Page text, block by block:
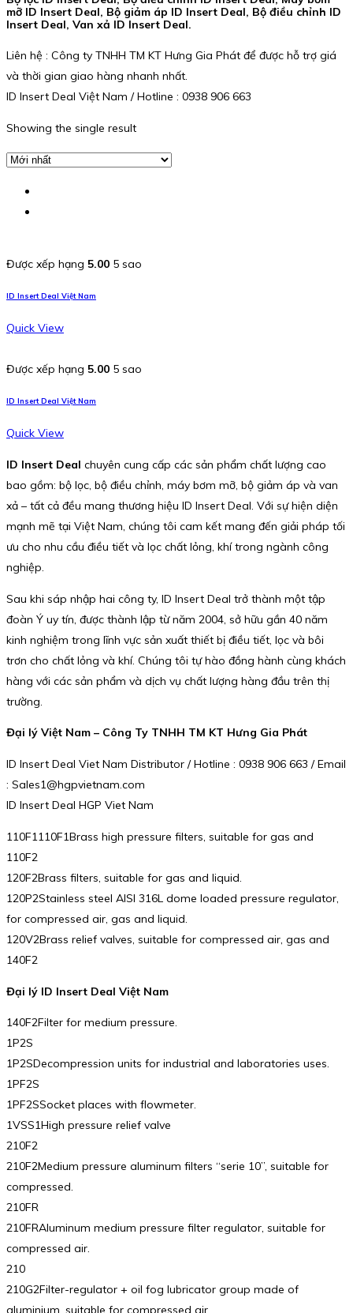
mỡ ID Insert Deal, Bộ giảm áp ID Insert Deal, Bộ điều chỉnh ID
Insert Deal, Van xả ID Insert Deal.
Liên hệ : Công ty TNHH TM KT Hưng Gia Phát để được hỗ trợ giá
và thời gian giao hàng nhanh nhất.
ID Insert Deal Việt Nam / Hotline : 0938 906 663
Showing the single result
Được xếp hạng 5.00 5 sao
ID Insert Deal Việt Nam
Quick View
Được xếp hạng 5.00 5 sao
ID Insert Deal Việt Nam
Quick View
ID Insert Deal chuyên cung cấp các sản phẩm chất lượng cao
bao gồm: bộ lọc, bộ điều chỉnh, máy bơm mỡ, bộ giảm áp và van
xả – tất cả đều mang thương hiệu ID Insert Deal. Với sự hiện diện
mạnh mẽ tại Việt Nam, chúng tôi cam kết mang đến giải pháp tối
ưu cho nhu cầu điều tiết và lọc chất lỏng, khí trong ngành công
nghiệp.
Sau khi sáp nhập hai công ty, ID Insert Deal trở thành một tập
đoàn Ý uy tín, được thành lập từ năm 2004, sở hữu gần 40 năm
kinh nghiệm trong lĩnh vực sản xuất thiết bị điều tiết, lọc và bôi
trơn cho chất lỏng và khí. Chúng tôi tự hào đồng hành cùng khách
hàng với các sản phẩm và dịch vụ chất lượng hàng đầu trên thị
trường.
Đại lý Việt Nam – Công Ty TNHH TM KT Hưng Gia Phát
ID Insert Deal Viet Nam Distributor / Hotline : 0938 906 663 / Email
: Sales1@hgpvietnam.com
ID Insert Deal HGP Viet Nam
110F1110F1Brass high pressure filters, suitable for gas and
110F2
120F2Brass filters, suitable for gas and liquid.
120P2Stainless steel AISI 316L dome loaded pressure regulator,
for compressed air, gas and liquid.
120V2Brass relief valves, suitable for compressed air, gas and
140F2
Đại lý ID Insert Deal Việt Nam
140F2Filter for medium pressure.
1P2S
1P2SDecompression units for industrial and laboratories uses.
1PF2S
1PF2SSocket places with flowmeter.
1VSS1High pressure relief valve
210F2
210F2Medium pressure aluminum filters “serie 10”, suitable for
compressed.
210FR
210FRAluminum medium pressure filter regulator, suitable for
compressed air.
210
210G2Filter-regulator + oil fog lubricator group made of
aluminium, suitable for compressed air.